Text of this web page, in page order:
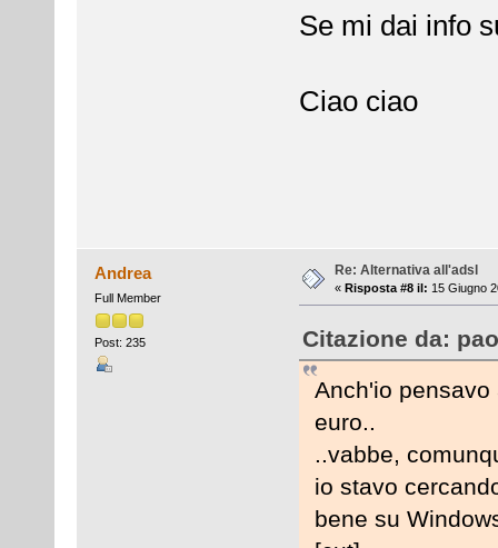
Se mi dai info
Ciao ciao
Andrea
Full Member
Post: 235
Re: Alternativa all'adsl
« Risposta #8 il: 15 Giugno
Citazione da:
Anch'io
euro..
..vabbe,
io stavo
bene su